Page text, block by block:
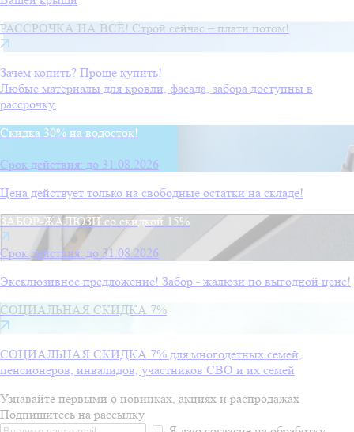
РАССРОЧКА НА ВСЁ! Строй сейчас – плати потом!
Зачем копить? Проще купить!
Любые материалы для кровли, фасада, забора доступны в
рассрочку.
Скидка 30% на водосток!
Срок действия: до 31.08.2026
Цена действует только на свободные остатки на складе!
ЗАБОР-ЖАЛЮЗИ со скидкой 15%
Срок действия: до 31.08.2026
Эксклюзивное предложение! Забор - жалюзи по выгодной цене!
СОЦИАЛЬНАЯ СКИДКА 7%
СОЦИАЛЬНАЯ СКИДКА 7% для многодетных семей,
пенсионеров, инвалидов, участников СВО и их семей
Узнавайте первыми о новинках, акциях и распродажах
Подпишитесь на рассылку